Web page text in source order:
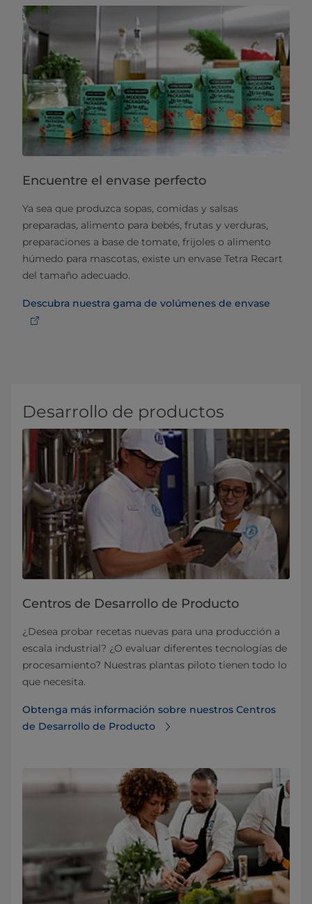
Encuentre el envase perfecto
Ya sea que produzca sopas, comidas y salsas
preparadas, alimento para bebés, frutas y verduras,
preparaciones a base de tomate, frijoles o alimento
húmedo para mascotas, existe un envase Tetra Recart
del tamaño adecuado.
Descubra nuestra gama de volúmenes de envase
Desarrollo de productos
Centros de Desarrollo de Producto
¿Desea probar recetas nuevas para una producción a
escala industrial? ¿O evaluar diferentes tecnologías de
procesamiento? Nuestras plantas piloto tienen todo lo
que necesita.
Obtenga más información sobre nuestros Centros
de Desarrollo de Producto